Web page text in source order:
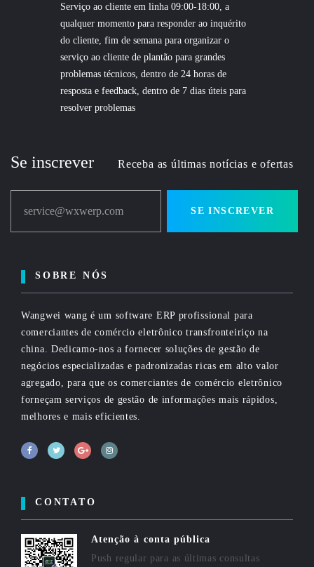
Serviço ao cliente em linha 09:00-18:00, a
qualquer momento para responder ao inquérito
do cliente, fim de semana para organizar o
serviço ao cliente de plantão para grandes
problemas técnicos, dentro de 24 horas de
resposta e feedback, dentro de 7 dias úteis para
resolver problemas
Se inscrever Receba as últimas notícias e ofertas
service@wxwerp.com SE INSCREVER
SOBRE NÓS
Wangwei wang é um software ERP profissional para
comerciantes de comércio eletrônico transfronteiriço na
china. Dedicamo-nos a fornecer soluções de gestão de
negócios especializadas e padronizadas ricas em alto valor
agregado, para que os comerciantes de comércio eletrônico
forneçam serviços de gestão de informações mais rápidos,
melhores e mais eficientes.
CONTATO
Atenção à conta pública
Push regular para as últimas consultas